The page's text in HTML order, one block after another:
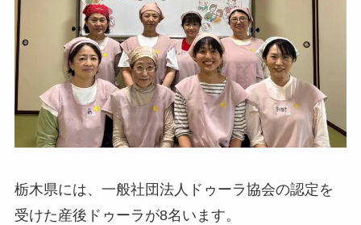
栃木県には、一般社団法人ドゥーラ協会の認定を
受けた産後ドゥーラが8名います。